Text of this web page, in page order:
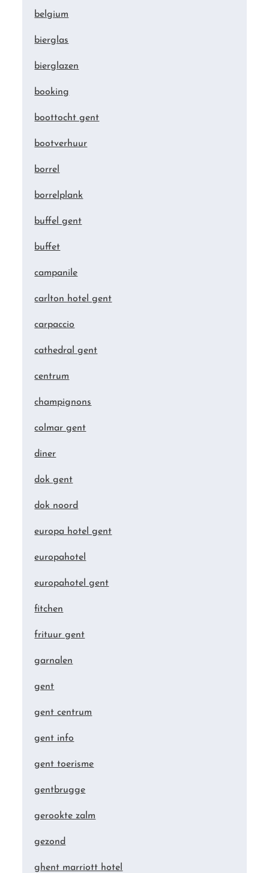
belgium
bierglas
bierglazen
booking
boottocht gent
bootverhuur
borrel
borrelplank
buffel gent
buffet
campanile
carlton hotel gent
carpaccio
cathedral gent
centrum
champignons
colmar gent
diner
dok gent
dok noord
europa hotel gent
europahotel
europahotel gent
fitchen
frituur gent
garnalen
gent
gent centrum
gent info
gent toerisme
gentbrugge
gerookte zalm
gezond
ghent marriott hotel